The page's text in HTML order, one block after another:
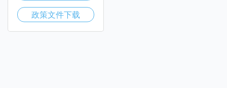
政策文件下载